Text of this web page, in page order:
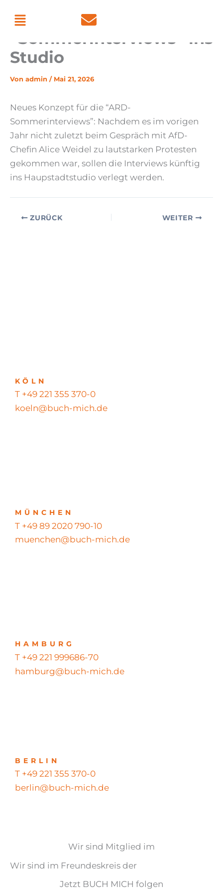
InhaltMenü
ARD wechselt mit ihren
“Sommerinterviews” ins
Studio
Von admin / Mai 21, 2026
Neues Konzept für die “ARD-
Sommerinterviews”: Nachdem es im vorigen
Jahr nicht zuletzt beim Gespräch mit AfD-
Chefin Alice Weidel zu lautstarken Protesten
gekommen war, sollen die Interviews künftig
ins Haupstadtstudio verlegt werden.
ZURÜCK WEITER
KÖLN
T +49 221 355 370-0
koeln@buch-mich.de
MÜNCHEN
T +49 89 2020 790-10
muenchen@buch-mich.de
HAMBURG
T +49 221 999686-70
hamburg@buch-mich.de
BERLIN
T +49 221 355 370-0
berlin@buch-mich.de
Wir sind Mitglied im
Wir sind im Freundeskreis der
Jetzt BUCH MICH folgen